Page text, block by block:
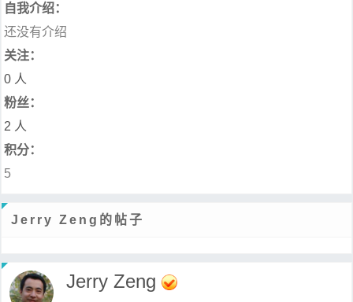
自我介绍：
还没有介绍
关注：
0 人
粉丝：
2 人
积分：
5
Jerry Zeng的帖子
Jerry Zeng